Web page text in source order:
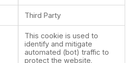
Third Party
This cookie is used to
identify and mitigate
automated (bot) traffic to
protect the website.